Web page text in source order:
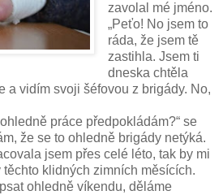
zavolal mé jméno.
„Peťo! No jsem to
ráda, že jsem tě
zastihla. Jsem ti
dneska chtěla
a vidím svoji šéfovou z brigády. No,
práce předpokládám?“ se
že se to ohledně brigády netýká.
jsem přes celé léto, tak by mi
klidných zimních měsících.
ohledně víkendu, děláme